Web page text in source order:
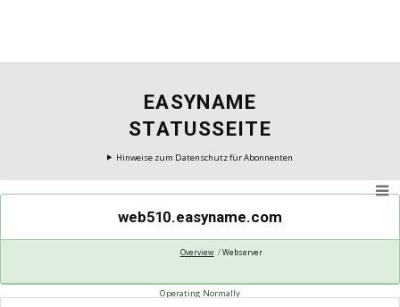
EASYNAME
STATUSSEITE
Hinweise zum Datenschutz für Abonnenten
web510.easyname.com
Overview Webserver
Operating Normally